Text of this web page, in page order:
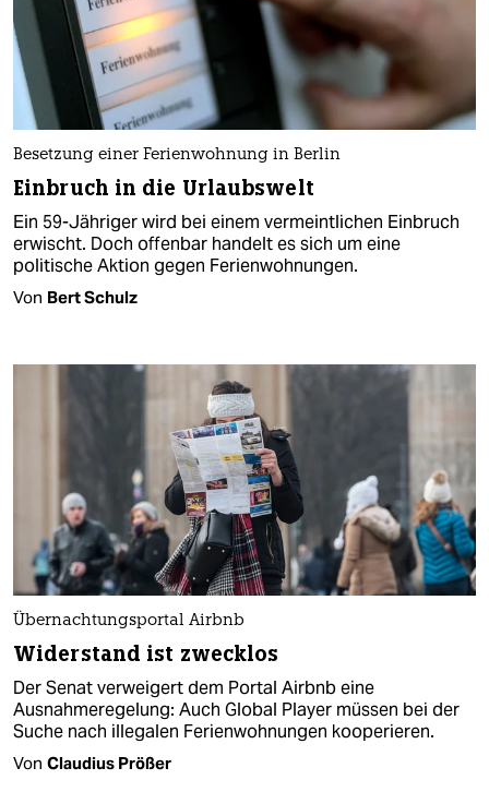
Besetzung einer Ferienwohnung in Berlin
Einbruch in die Urlaubswelt
Ein 59-Jähriger wird bei einem vermeintlichen Einbruch
erwischt. Doch offenbar handelt es sich um eine
politische Aktion gegen Ferienwohnungen.
Von Bert Schulz
Übernachtungsportal Airbnb
Widerstand ist zwecklos
Der Senat verweigert dem Portal Airbnb eine
Ausnahmeregelung: Auch Global Player müssen bei der
Suche nach illegalen Ferienwohnungen kooperieren.
Von Claudius Prößer